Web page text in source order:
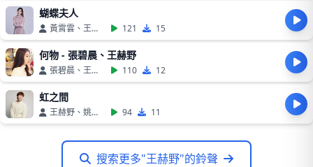
蝴蝶夫人
黃霄雲、王赫野 121 15
何物 - 張碧晨、王赫野
張碧晨、王赫野 110 12
虹之間
王赫野、姚曉棠 94 11
搜索更多"王赫野"的鈴聲